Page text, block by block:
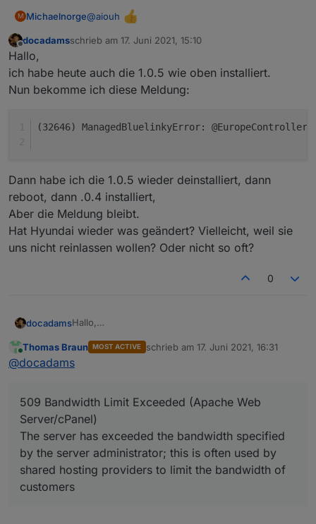
M Michaelnorge@aiouh
Offline
docadamsschrieb am 17. Juni 2021, 15:10
zuletzt editiert von
Hallo,
ich habe heute auch die 1.0.5 wie oben installiert.
Nun bekomme ich diese Meldung:
(32646) ManagedBluelinkyError:
Dann habe ich die 1.0.5 wieder deinstalliert, dann
reboot, dann .0.4 installiert,
Aber die Meldung bleibt.
Hat Hyundai wieder was geändert? Vielleicht, weil sie
uns nicht reinlassen wollen? Oder nicht so oft?
0
docadamsHallo,
Nun bekomme ich diese Meldung:
Aber die Meldung bleibt.
Hat Hyundai wieder was geändert? Vielleicht, weil
sie uns nicht reinlassen wollen? Oder nicht so oft?
Online
Thomas Braun MOST ACTIVE schrieb am 17. Juni 2021, 16:31
zuletzt editiert von
@docadams
509 Bandwidth Limit Exceeded (Apache Web
Server/cPanel)
The server has exceeded the bandwidth specified
by the server administrator; this is often used by
shared hosting providers to limit the bandwidth of
customers